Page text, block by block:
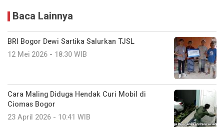
Baca Lainnya
BRI Bogor Dewi Sartika Salurkan TJSL
12 Mei 2026 - 18:30 WIB
Cara Maling Diduga Hendak Curi Mobil di
Ciomas Bogor
23 April 2026 - 10:41 WIB